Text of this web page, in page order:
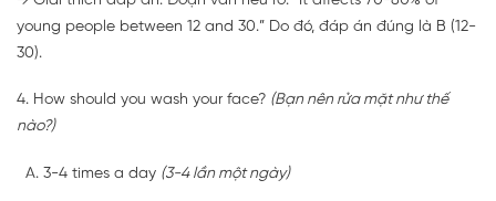
young people between 12 and 30.” Do đó, đáp án đúng là B (12-
30).
4. How should you wash your face? (Bạn nên rửa mặt như thế
nào?)
3-4 times a day (3-4 lần một ngày)